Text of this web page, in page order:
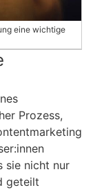
eine wichtige
Prozess,
sie nicht nur
geteilt